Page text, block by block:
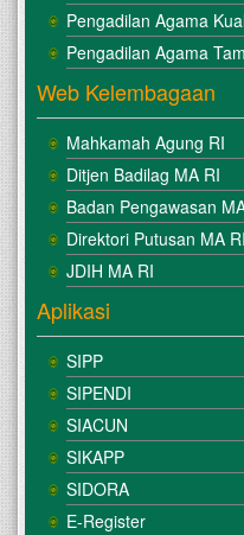
Pengadilan Agama
Pengadilan Agama
Web Kelembagaan
Mahkamah Agung RI
Ditjen Badilag MA RI
Badan Pengawasan
Direktori Putusan MA RI
JDIH MA RI
Aplikasi
SIPP
SIPENDI
SIACUN
SIKAPP
SIDORA
E-Register